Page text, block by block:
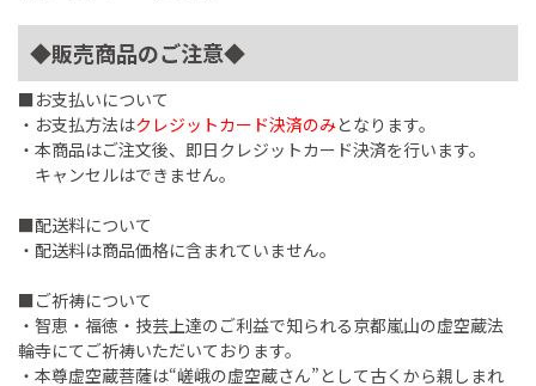
◆販売商品のご注意◆
■お支払いについて
・お支払方法はクレジットカード決済のみとなります。
・本商品はご注文後、即日クレジットカード決済を行います。
キャンセルはできません。
■配送料について
・配送料は商品価格に含まれていません。
■ご祈祷について
・智恵・福徳・技芸上達のご利益で知られる京都嵐山の虚空蔵法
輪寺にてご祈祷いただいております。
・本尊虚空蔵菩薩は“嵯峨の虚空蔵さん”として古くから親しまれ